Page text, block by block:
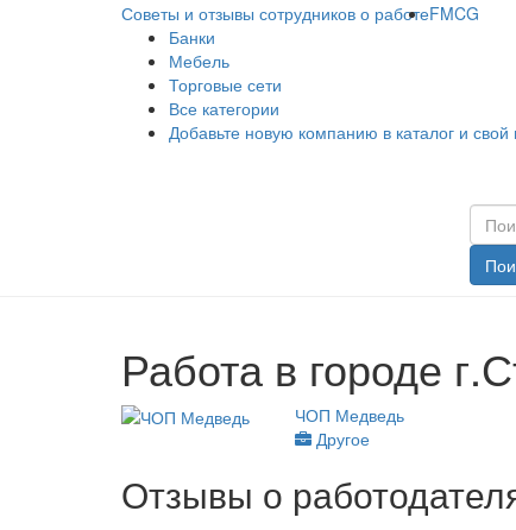
Советы и отзывы сотрудников о работеFMCG
Банки
Мебель
Торговые сети
Все категории
Добавьте новую компанию в каталог и
Работа в городе
ЧОП Медведь
Другое
Отзывы о